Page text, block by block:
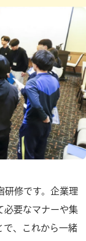
研修です。企業理
必要なマナーや集
で、これから一緒